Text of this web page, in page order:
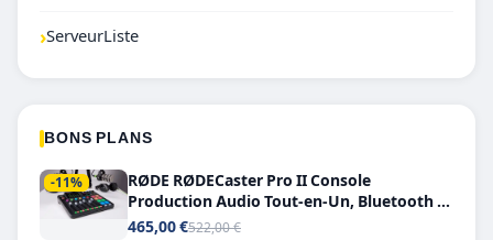
›ServeurListe
BONS PLANS
-11%
RØDE RØDECaster Pro II Console
Production Audio Tout-en-Un, Bluetooth et
Double USB-C
465,00 €522,00 €